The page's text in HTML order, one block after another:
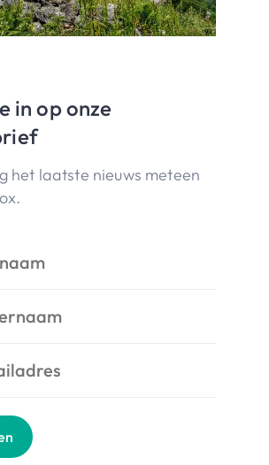
in op onze
het laatste nieuws meteen